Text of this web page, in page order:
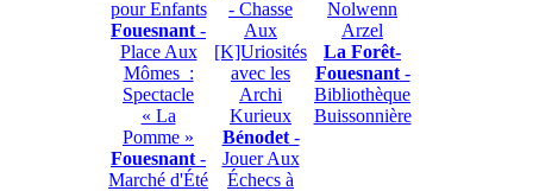
pour Enfants
Fouesnant -
Place Aux
Mômes :
Spectacle
« La
Pomme »
Fouesnant -
Marché d'Été
- Chasse
Aux
[K]Uriosités
avec les
Archi
Kurieux
Bénodet-
Jouer Aux
Échecs à
Nolwenn
Arzel
La Forêt-
Fouesnant-
Bibliothèque
Buissonnière